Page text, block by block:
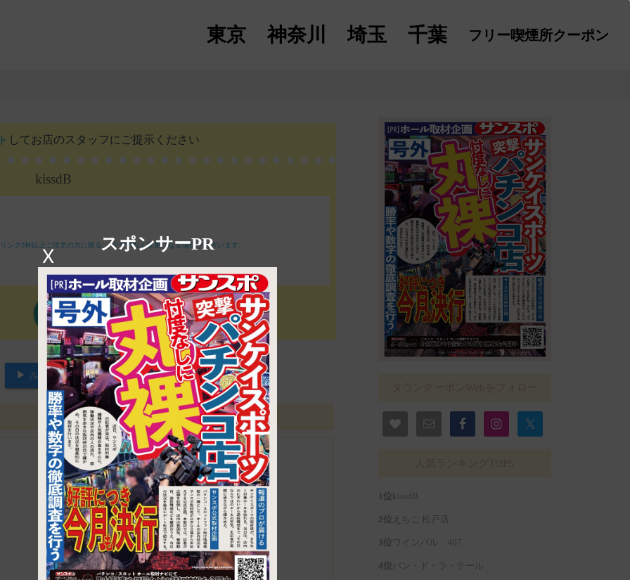
東京 神奈川 埼玉 千葉 フリー喫煙所クーポン
スポンサーPR
X
1
して お店のスタッフにご提示ください
kissdB
ンク2杯以上ご注文の方に限る。 ※予告なく変更になる場合がございます。
▶ ルートを見る
kissdB
えちご 松戸店
ワインバル 407
パン・ド・ラ・テール